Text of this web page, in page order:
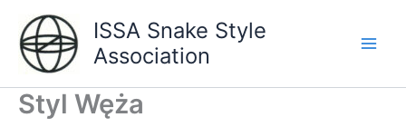
contenu
ISSA Snake Style
Association
Styl Węża